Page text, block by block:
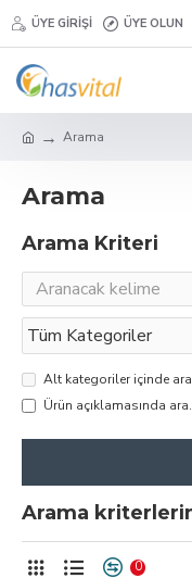
ÜYE GIRIŞI ÜYE OLUN
Arama
Arama
Arama Kriteri
Alt kategoriler içinde ara
Ürün açıklamasında ara.
Arama
0